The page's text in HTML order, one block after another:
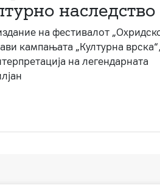
наследство
на фестивалот
кампањата „Културна
на легендарната